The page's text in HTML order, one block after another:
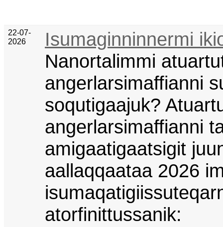
22-07-
2026
Isumaginninnermi
Nanortalimmi
angerlarsimaffianni
soqutigaajuk?
angerlarsimaffianni
amigaatigaatsigit
aallaqqaataa 2026
atorfinittussanik: